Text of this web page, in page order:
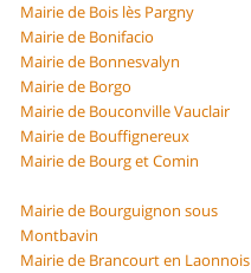
Mairie de Bois lès Pargny
Mairie de Bonifacio
Mairie de Bonnesvalyn
Mairie de Borgo
Mairie de Bouconville Vauclair
Mairie de Bouffignereux
Mairie de Bourg et Comin
Mairie de Bourguignon sous
Montbavin
Mairie de Brancourt en Laonnois